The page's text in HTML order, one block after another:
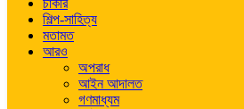
চাকরি
শিল্প-সাহিত্য
মতামত
আরও
অপরাধ
আইন আদালত
গণমাধ্যম